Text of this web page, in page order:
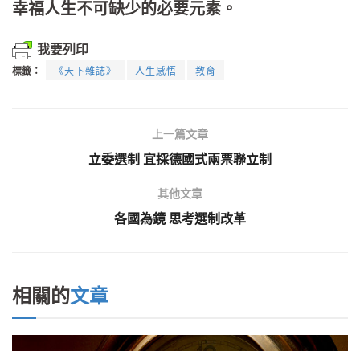
幸福人生不可缺少的必要元素。
我要列印
標籤： 《天下雜誌》 人生感悟 教育
上一篇文章
立委選制 宜採德國式兩票聯立制
其他文章
各國為鏡 思考選制改革
相關的文章